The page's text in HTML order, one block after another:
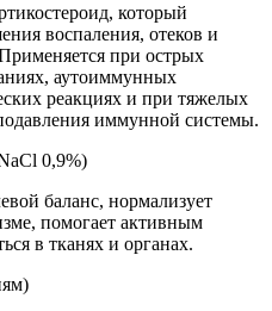
который
воспаления, отеков и
при острых
аутоиммунных
реакциях и при тяжелых
иммунной системы.
0,9%)
баланс, нормализует
помогает активным
в тканях и органах.